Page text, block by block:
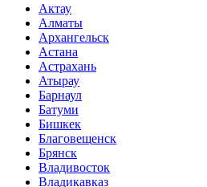
Актау
Алматы
Архангельск
Астана
Астрахань
Атырау
Барнаул
Батуми
Бишкек
Благовещенск
Брянск
Владивосток
Владикавказ